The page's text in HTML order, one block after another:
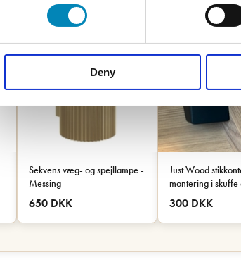
Deny
Sekvens væg- og spejllampe -
Messing
650 DKK
Just Wood
montering i skuffe
Sort
300 DKK